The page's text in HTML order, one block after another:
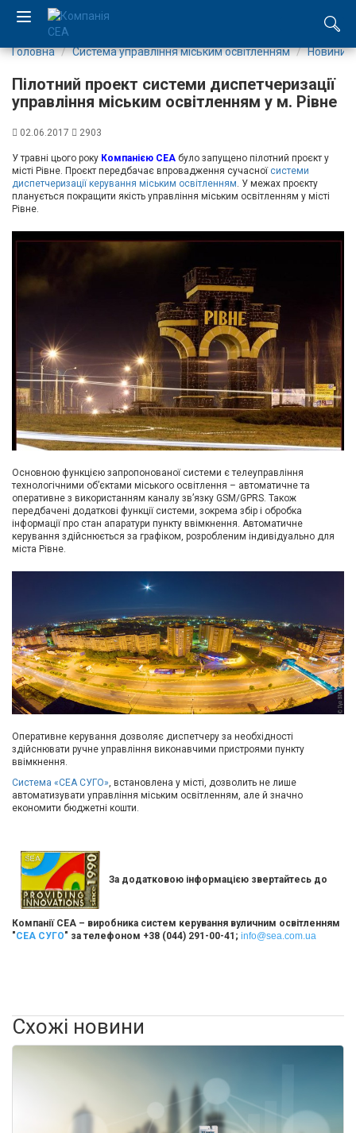
RU
Компанія
Каталог
Послуги
Вакансії
Вхід/
авторизація
Виробники
Контакти
Доставка
Тех.
Підтримка
Блог
Головна Система управління міським освітленням Новини
Пілотний проект системи диспетчеризації
управління міським освітленням у м. Рівне
02.06.2017 2903
У травні цього року Компанією СЕА було запущено пілотний проєкт у
місті Рівне. Проєкт передбачає впровадження сучасної системи
диспетчеризації керування міським освітленням. У межах проєкту
планується покращити якість управління міським освітленням у місті
Рівне.
Основною функцією запропонованої системи є телеуправління
технологічними об’єктами міського освітлення – автоматичне та
оперативне з використанням каналу зв’язку GSM/GPRS. Також
передбачені додаткові функції системи, зокрема збір і обробка
інформації про стан апаратури пункту ввімкнення. Автоматичне
керування здійснюється за графіком, розробленим індивідуально для
міста Рівне.
Оперативне керування дозволяє диспетчеру за необхідності
здійснювати ручне управління виконавчими пристроями пункту
ввімкнення.
Система «СЕА СУГО», встановлена у місті, дозволить не лише
автоматизувати управління міським освітленням, але й значно
економити бюджетні кошти.
За додатковою інформацією звертайтесь до
Компанії СЕА – виробника систем керування вуличним освітленням
"СЕА СУГО" за телефоном +38 (044) 291-00-41; info@sea.com.ua
Схожі новини